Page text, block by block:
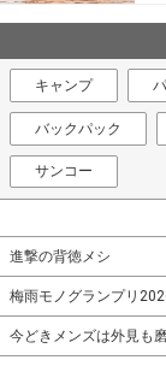
キャンプ
バックパック
サンコー
進撃の背徳メシ
梅雨モノグランプリ
今どきメンズは外見も